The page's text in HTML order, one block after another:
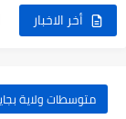
أخر الاخبار
متوسطات ولاية